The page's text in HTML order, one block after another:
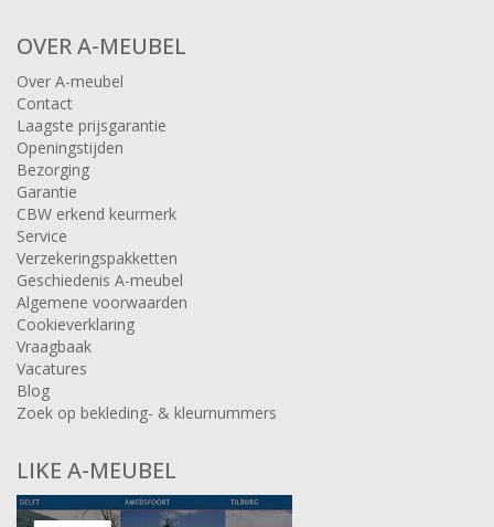
OVER A-MEUBEL
Over A-meubel
Contact
Laagste prijsgarantie
Openingstijden
Bezorging
Garantie
CBW erkend keurmerk
Service
Verzekeringspakketten
Geschiedenis A-meubel
Algemene voorwaarden
Cookieverklaring
Vraagbaak
Vacatures
Blog
Zoek op bekleding- & kleurnummers
LIKE A-MEUBEL